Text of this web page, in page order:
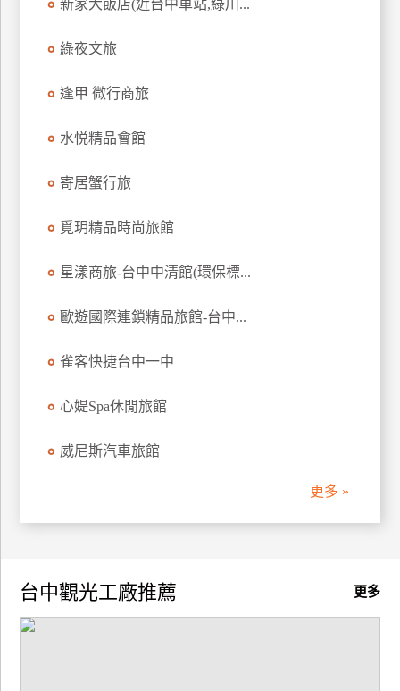
伴
計
劃
新家大飯店(近台中車站,綠川...
綠夜文旅
逢甲 微行商旅
水悦精品會館
寄居蟹行旅
覓玥精品時尚旅館
星漾商旅-台中中清館(環保標...
歐遊國際連鎖精品旅館-台中...
雀客快捷台中一中
心媞Spa休閒旅館
威尼斯汽車旅館
更多 »
更多
台中觀光工廠推薦